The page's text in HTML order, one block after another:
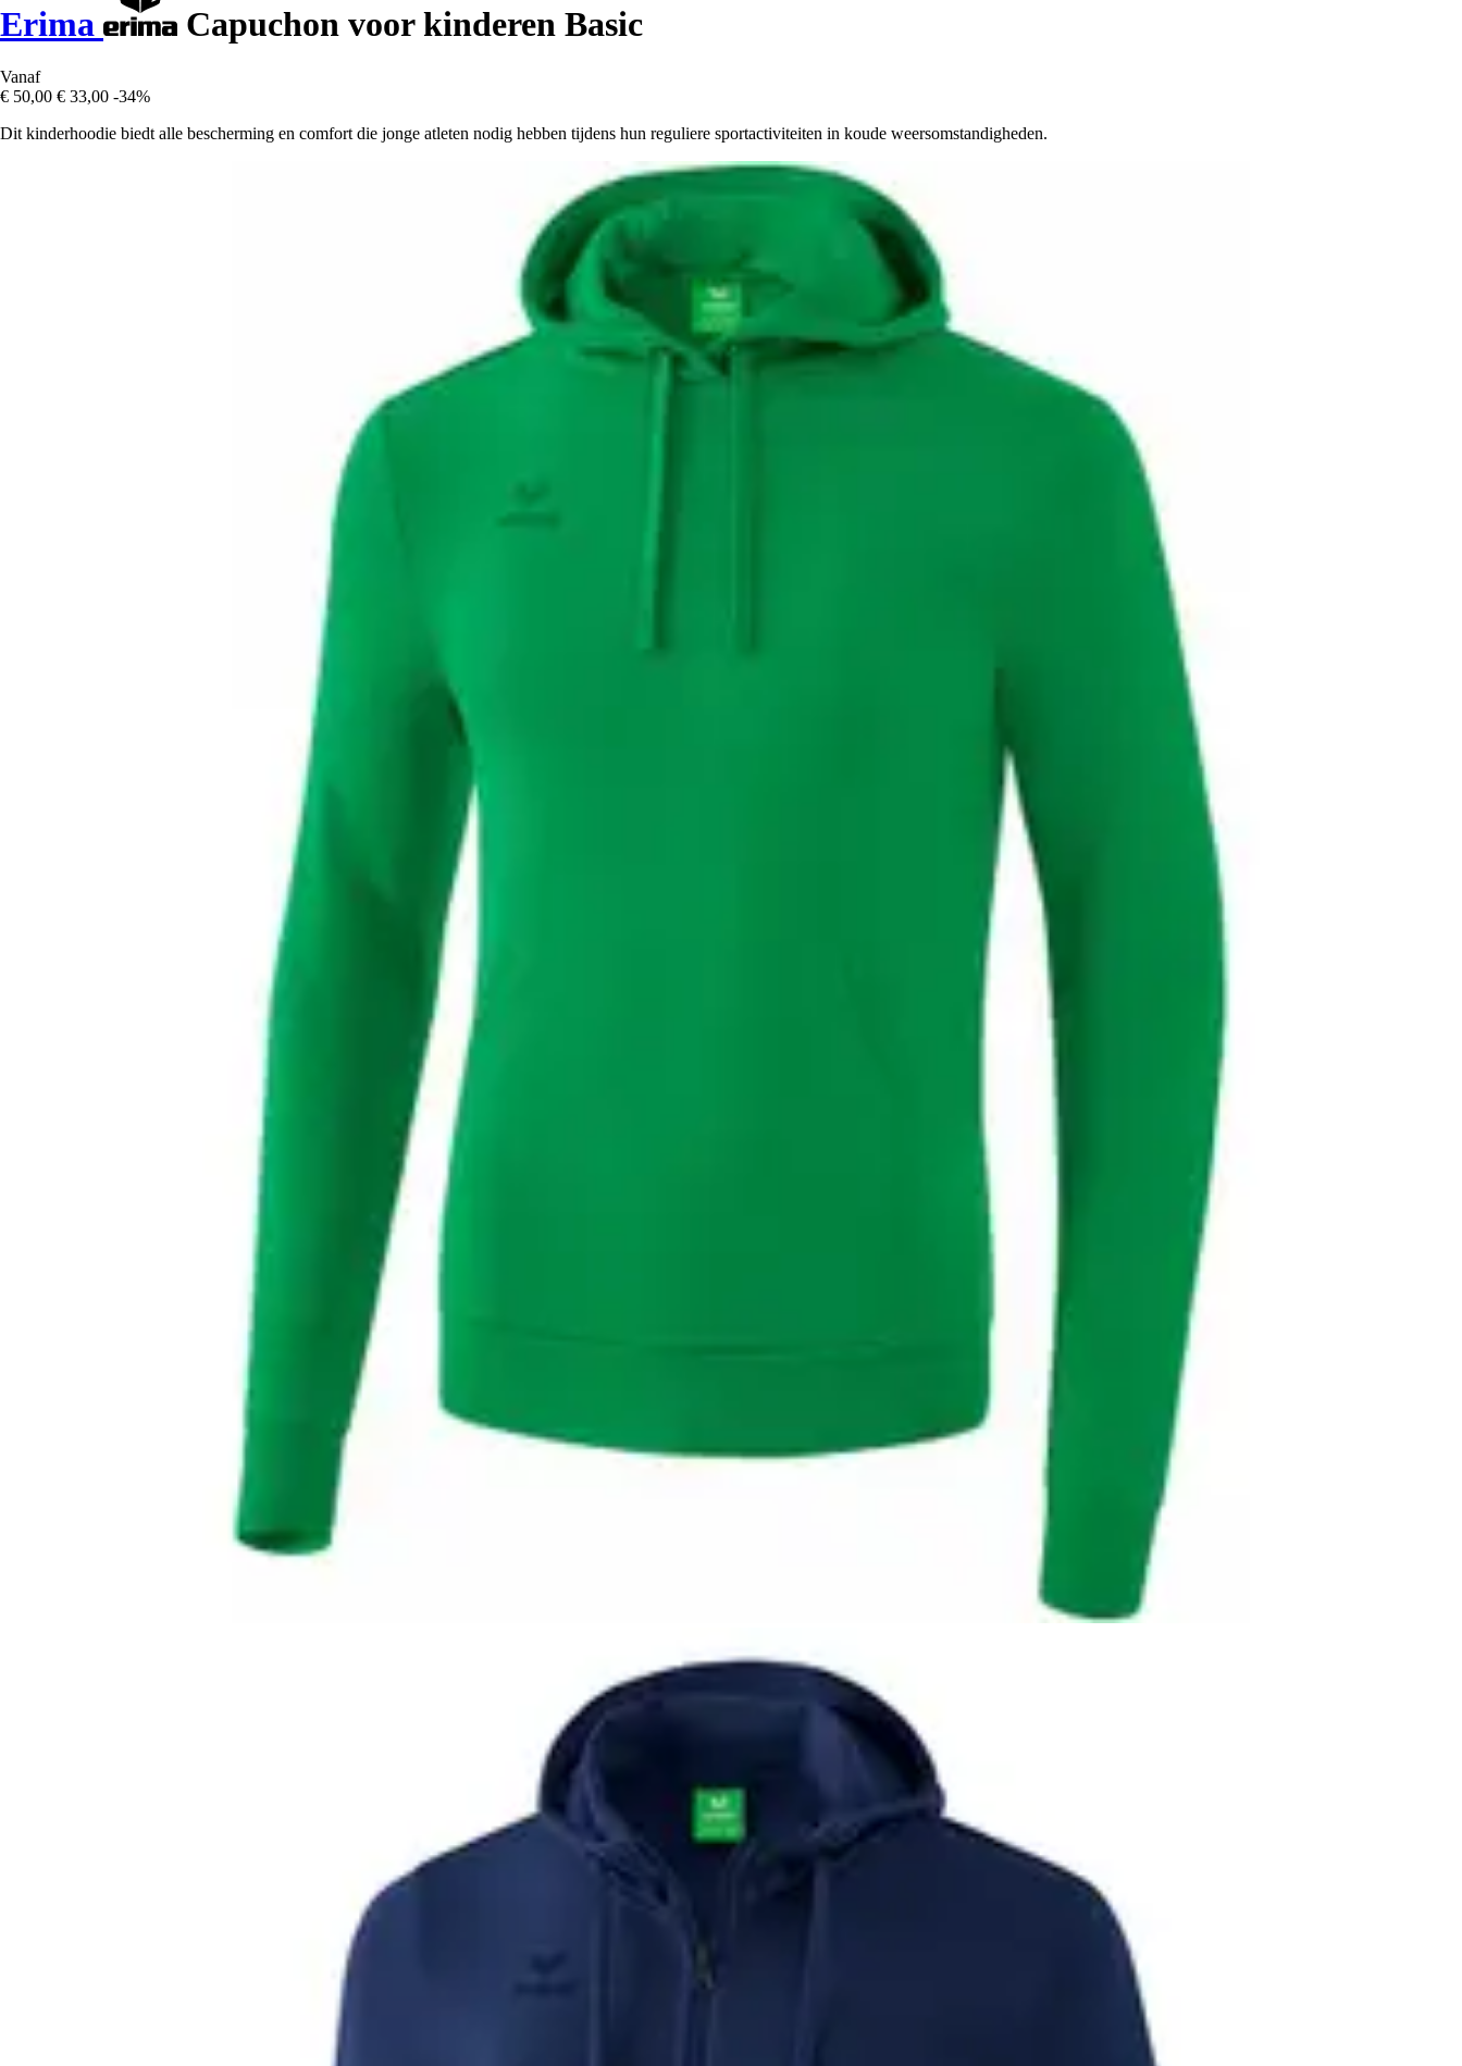
Erima Capuchon voor kinderen Basic
Vanaf
€ 50,00 € 33,00 -34%
Dit kinderhoodie biedt alle bescherming en comfort die jonge atleten nodig hebben tijdens hun reguliere sportactiviteiten in koude weersomstandigheden.